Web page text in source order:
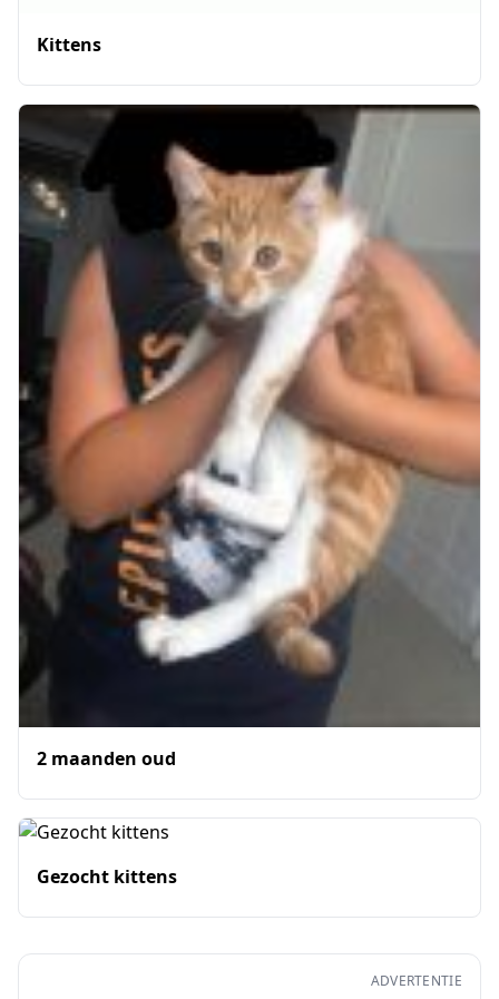
Kittens
2 maanden oud
Gezocht kittens
ADVERTENTIE